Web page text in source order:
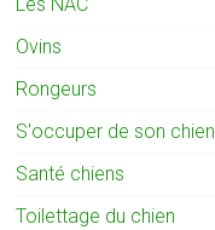
Les NAC
Ovins
Rongeurs
S'occuper de son chien
Santé chiens
Toilettage du chien